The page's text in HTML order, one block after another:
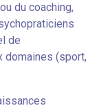
du coaching,
de
domaines (sport,